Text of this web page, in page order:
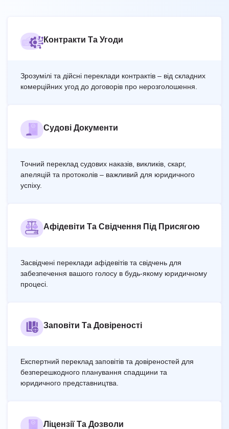
Контракти Та Угоди
Зрозумілі та дійсні переклади контрактів – від складних
комерційних угод до договорів про нерозголошення.
Судові Документи
Точний переклад судових наказів, викликів, скарг,
апеляцій та протоколів – важливий для юридичного
успіху.
Афідевіти Та Свідчення Під Присягою
Засвідчені переклади афідевітів та свідчень для
забезпечення вашого голосу в будь-якому юридичному
процесі.
Заповіти Та Довіреності
Експертний переклад заповітів та довіреностей для
безперешкодного планування спадщини та
юридичного представництва.
Ліцензії Та Дозволи